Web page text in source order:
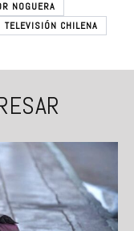
NOGUERA
TELEVISIÓN CHILENA